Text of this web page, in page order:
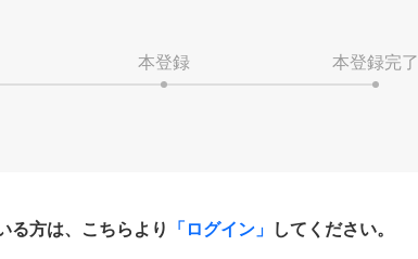
本登録 本登録完了
る方は、こちらより 「ログイン」 してください。